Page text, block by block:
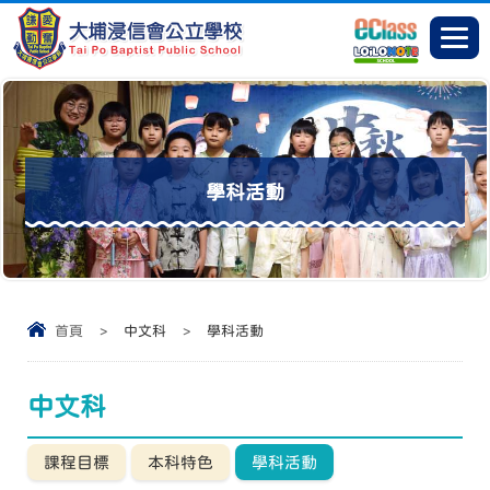
學科活動
首頁 > 中文科 > 學科活動
中文科
課程目標 本科特色 學科活動